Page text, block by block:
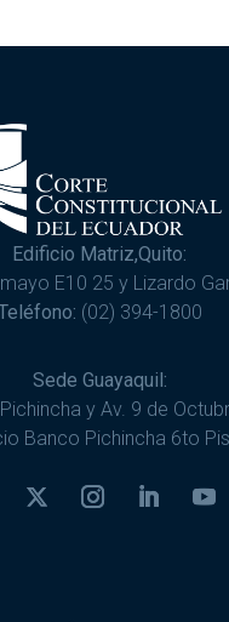
Edificio Matriz,Quito:
E10 25 y Lizardo
(02) 394-1800
Sede Guayaquil:
y Av. 9 de
Banco Pichincha 6to